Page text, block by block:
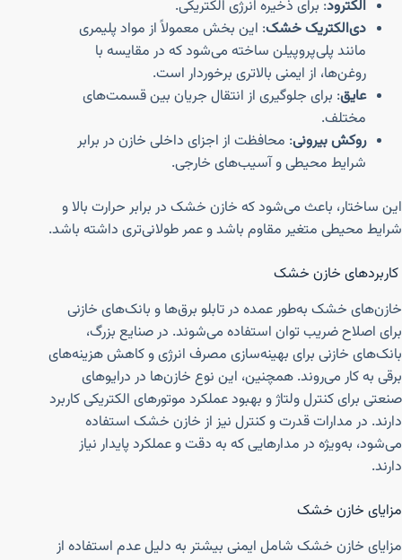
الکترود: برای ذخیره انرژی الکتریکی.
دی‌الکتریک خشک: این بخش معمولاً از مواد پلیمری
مانند پلی‌پروپیلن ساخته می‌شود که در مقایسه با
روغن‌ها، از ایمنی بالاتری برخوردار است.
عایق: برای جلوگیری از انتقال جریان بین قسمت‌های
مختلف.
روکش بیرونی: محافظت از اجزای داخلی خازن در برابر
شرایط محیطی و آسیب‌های خارجی.
این ساختار، باعث می‌شود که خازن خشک در برابر حرارت بالا و
شرایط محیطی متغیر مقاوم باشد و عمر طولانی‌تری داشته باشد.
کاربردهای خازن خشک
خازن‌های خشک به‌طور عمده در تابلو برق‌ها و بانک‌های خازنی
برای اصلاح ضریب توان استفاده می‌شوند. در صنایع بزرگ،
بانک‌های خازنی برای بهینه‌سازی مصرف انرژی و کاهش هزینه‌های
برقی به کار می‌روند. همچنین، این نوع خازن‌ها در درایوهای
صنعتی برای کنترل ولتاژ و بهبود عملکرد موتورهای الکتریکی کاربرد
دارند. در مدارات قدرت و کنترل نیز از خازن خشک استفاده
می‌شود، به‌ویژه در مدارهایی که به دقت و عملکرد پایدار نیاز
دارند.
مزایای خازن خشک
مزایای خازن خشک شامل ایمنی بیشتر به دلیل عدم استفاده از